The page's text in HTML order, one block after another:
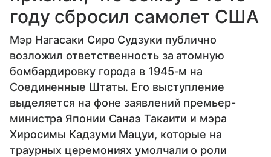
году сбросил самолет США
Мэр Нагасаки Сиро Судзуки публично
возложил ответственность за атомную
бомбардировку города в 1945-м на
Соединенные Штаты. Его выступление
выделяется на фоне заявлений премьер-
министра Японии Санаэ Такаити и мэра
Хиросимы Кадзуми Мацуи, которые на
траурных церемониях умолчали о роли